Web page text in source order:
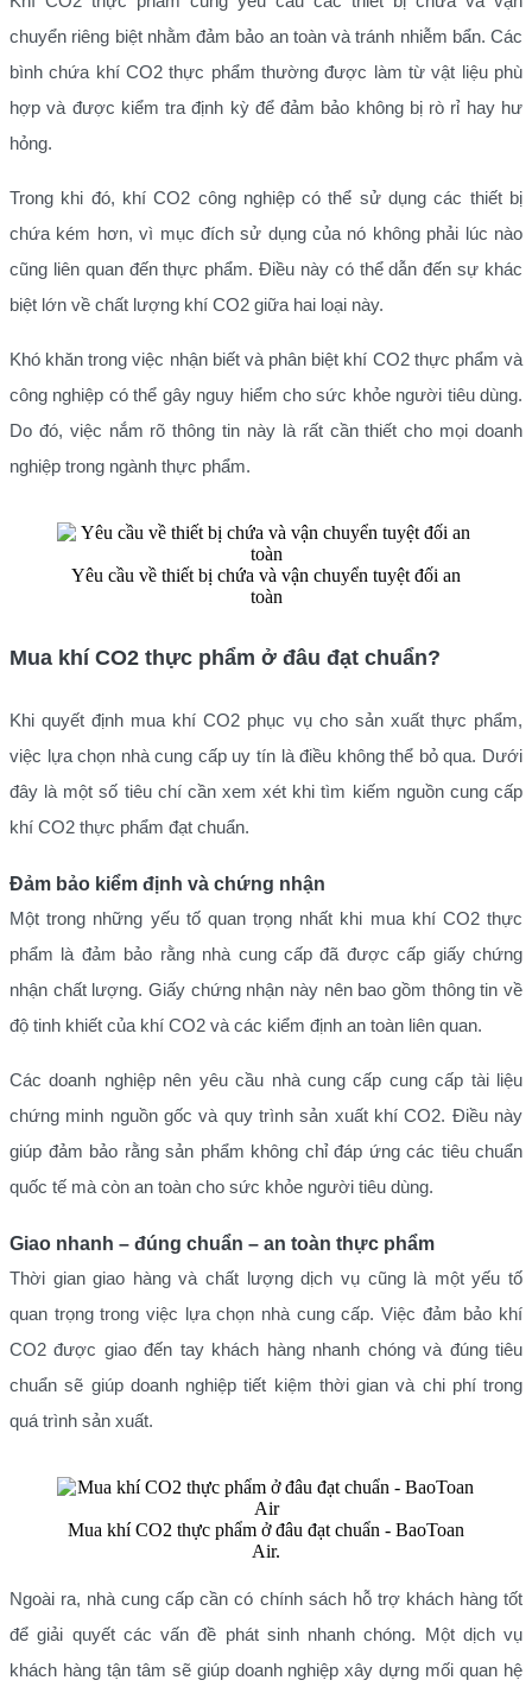
chuyển riêng biệt nhằm đảm bảo an toàn và tránh nhiễm bẩn. Các
bình chứa khí CO2 thực phẩm thường được làm từ vật liệu phù
hợp và được kiểm tra định kỳ để đảm bảo không bị rò rỉ hay hư
hỏng.
Trong khi đó, khí CO2 công nghiệp có thể sử dụng các thiết bị
chứa kém hơn, vì mục đích sử dụng của nó không phải lúc nào
cũng liên quan đến thực phẩm. Điều này có thể dẫn đến sự khác
biệt lớn về chất lượng khí CO2 giữa hai loại này.
Khó khăn trong việc nhận biết và phân biệt khí CO2 thực phẩm và
công nghiệp có thể gây nguy hiểm cho sức khỏe người tiêu dùng.
Do đó, việc nắm rõ thông tin này là rất cần thiết cho mọi doanh
nghiệp trong ngành thực phẩm.
Yêu cầu về thiết bị chứa và vận chuyển tuyệt đối an
toàn
Mua khí CO2 thực phẩm ở đâu đạt chuẩn?
Khi quyết định mua khí CO2 phục vụ cho sản xuất thực phẩm,
việc lựa chọn nhà cung cấp uy tín là điều không thể bỏ qua. Dưới
đây là một số tiêu chí cần xem xét khi tìm kiếm nguồn cung cấp
khí CO2 thực phẩm đạt chuẩn.
Đảm bảo kiểm định và chứng nhận
Một trong những yếu tố quan trọng nhất khi mua khí CO2 thực
phẩm là đảm bảo rằng nhà cung cấp đã được cấp giấy chứng
nhận chất lượng. Giấy chứng nhận này nên bao gồm thông tin về
độ tinh khiết của khí CO2 và các kiểm định an toàn liên quan.
Các doanh nghiệp nên yêu cầu nhà cung cấp cung cấp tài liệu
chứng minh nguồn gốc và quy trình sản xuất khí CO2. Điều này
giúp đảm bảo rằng sản phẩm không chỉ đáp ứng các tiêu chuẩn
quốc tế mà còn an toàn cho sức khỏe người tiêu dùng.
Giao nhanh – đúng chuẩn – an toàn thực phẩm
Thời gian giao hàng và chất lượng dịch vụ cũng là một yếu tố
quan trọng trong việc lựa chọn nhà cung cấp. Việc đảm bảo khí
CO2 được giao đến tay khách hàng nhanh chóng và đúng tiêu
chuẩn sẽ giúp doanh nghiệp tiết kiệm thời gian và chi phí trong
quá trình sản xuất.
Mua khí CO2 thực phẩm ở đâu đạt chuẩn - BaoToan
Air.
Ngoài ra, nhà cung cấp cần có chính sách hỗ trợ khách hàng tốt
để giải quyết các vấn đề phát sinh nhanh chóng. Một dịch vụ
khách hàng tận tâm sẽ giúp doanh nghiệp xây dựng mối quan hệ